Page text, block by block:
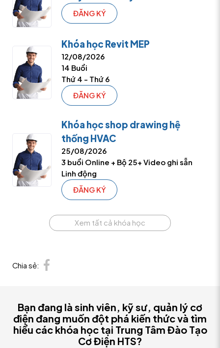
Chia sẻ:
ĐĂNG KÝ
Khóa học Revit MEP
12/08/2026
14 Buổi
Thứ 4 - Thứ 6
ĐĂNG KÝ
Khóa học shop drawing hệ
thống HVAC
25/08/2026
3 buổi Online + Bộ 25+ Video ghi sẵn
Linh động
ĐĂNG KÝ
Xem tất cả khóa học
Bạn đang là sinh viên, kỹ sư, quản lý cơ
điện đang muốn đột phá kiến thức và tìm
hiểu các khóa học tại Trung Tâm Đào Tạo
Cơ Điện HTS?